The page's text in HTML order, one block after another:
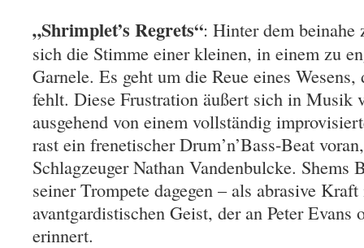
„Shrimplet’s Regrets“: Hinter dem
sich die Stimme einer kleinen, in einem zu
Garnele. Es geht um die Reue eines
fehlt. Diese Frustration äußert sich in Musik
ausgehend von einem vollständig
rast ein frenetischer Drum’n’Bass-Beat
Schlagzeuger Nathan Vandenbulcke.
seiner Trompete dagegen – als abrasive
avantgardistischen Geist, der an Peter
erinnert.